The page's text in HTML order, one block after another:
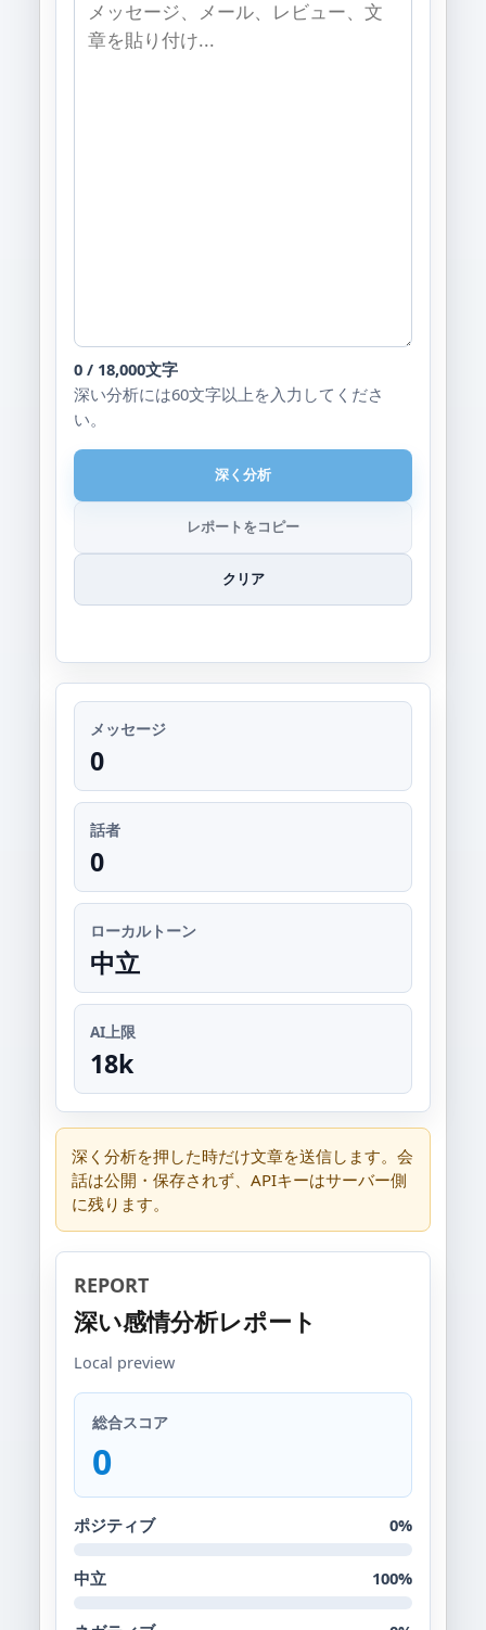
0 / 18,000文字
深い分析には60文字以上を入力してくださ
い。
深く分析
レポートをコピー
クリア
メッセージ
0
話者
0
ローカルトーン
中立
AI上限
18k
深く分析を押した時だけ文章を送信します。会
話は公開・保存されず、APIキーはサーバー側
に残ります。
REPORT
深い感情分析レポート
Local preview
総合スコア
0
ポジティブ 0%
中立 100%